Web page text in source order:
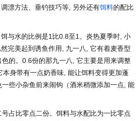
漂方法、垂钓技巧等, 另外还有饵料的配比
与水的比例是1比0.8至1。炎热夏季时, 小
完美起到诱鱼作用, 九一八, 它有着麦香型
的。0.6份的那九一八, 它主要是用来调整
身带有一点奶香味, 能让饵料变得更加蓬
些小杂鱼前来闹钩（酒米稍微添加一点, 能
占比零点二份。饵料与水配比为一比零点